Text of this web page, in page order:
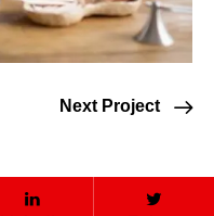
Next Project